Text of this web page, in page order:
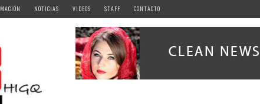
NOTICIAS VIDEOS STAFF CONTACTO